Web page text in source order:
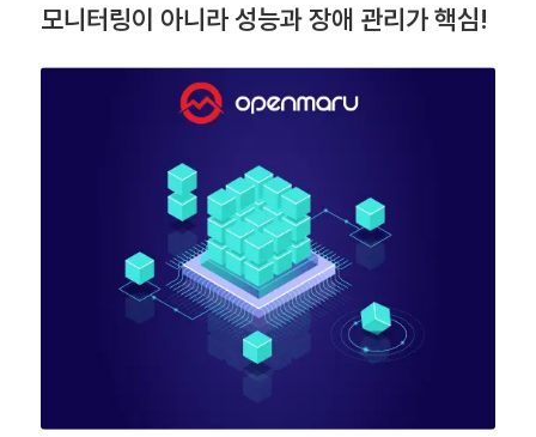
모니터링이 아니라 성능과 장애 관리가 핵심!